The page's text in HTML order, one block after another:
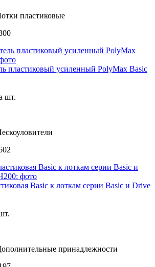
пластиковые
пластиковый усиленный PolyMax Basic
шт.
Basic к лоткам серии Basic и Drive
принадлежности